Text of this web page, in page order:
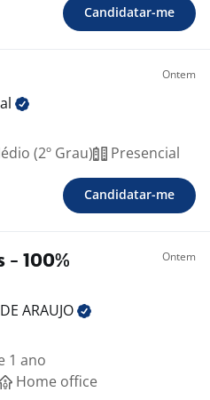
Candidatar-me
Ontem
(2º Grau) Presencial
Candidatar-me
- 100%
Ontem
ARAUJO
1 ano
Home office